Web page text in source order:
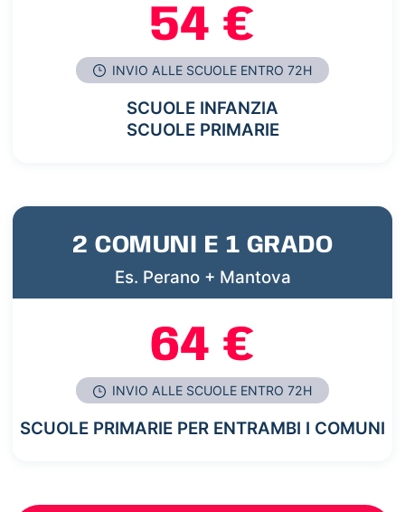
54 €
INVIO ALLE SCUOLE ENTRO 72H
SCUOLE INFANZIA
SCUOLE PRIMARIE
2 COMUNI E 1 GRADO
Es. Perano + Mantova
64 €
INVIO ALLE SCUOLE ENTRO 72H
SCUOLE PRIMARIE PER ENTRAMBI I COMUNI